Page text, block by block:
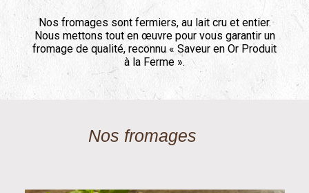
Nos fromages sont fermiers, au lait cru et entier.
Nous mettons tout en œuvre pour vous garantir un
fromage de qualité, reconnu « Saveur en Or Produit
à la Ferme ».
Nos fromages